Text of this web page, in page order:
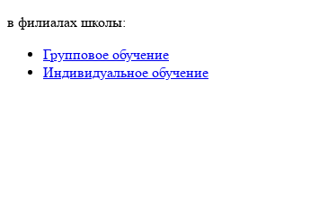
в филиалах школы:
Групповое обучение
Индивидуальное обучение